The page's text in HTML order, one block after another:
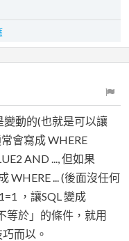
動的(也就是可以讓
會寫成 WHERE
AND ..., 但如果
WHERE ... (後面沒任何
，讓SQL 變成
等於」的條件，就用
而以。